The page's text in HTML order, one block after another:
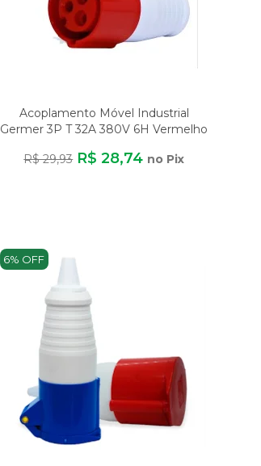
Acoplamento Móvel Industrial
Germer 3P T 32A 380V 6H Vermelho
R$ 29,93 R$ 28,74 no Pix
6% OFF